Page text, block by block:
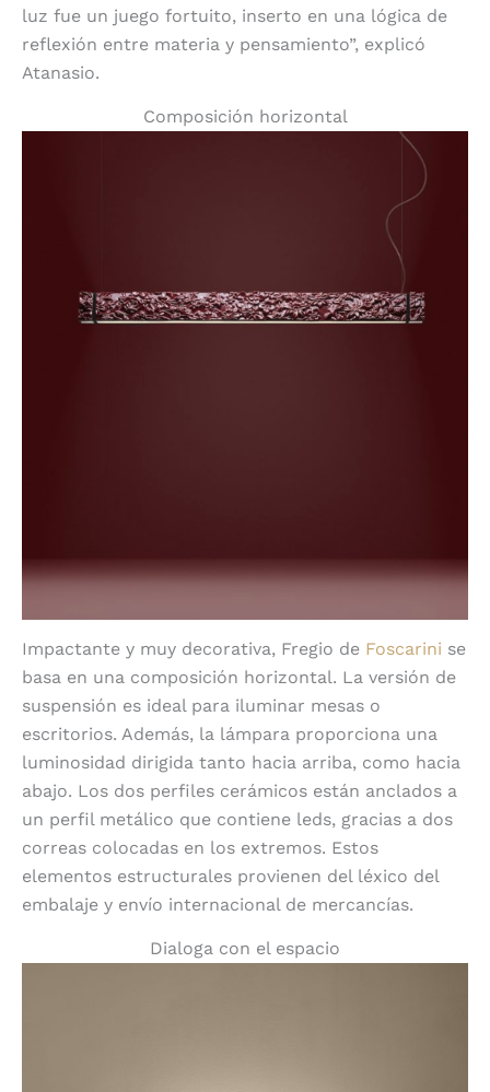
luz fue un juego fortuito, inserto en una lógica de
reflexión entre materia y pensamiento”, explicó
Atanasio.
Composición horizontal
Impactante y muy decorativa, Fregio de Foscarini se
basa en una composición horizontal. La versión de
suspensión es ideal para iluminar mesas o
escritorios. Además, la lámpara proporciona una
luminosidad dirigida tanto hacia arriba, como hacia
abajo. Los dos perfiles cerámicos están anclados a
un perfil metálico que contiene leds, gracias a dos
correas colocadas en los extremos. Estos
elementos estructurales provienen del léxico del
embalaje y envío internacional de mercancías.
Dialoga con el espacio